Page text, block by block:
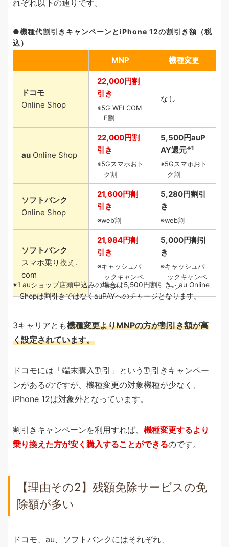
れぞれ以下の通りです。
機種代割引きキャンペーンとiPhone 12の割引き額（税
込）
MNP 機種変更
ドコモ
Online Shop
22,000円割
引き
5G WELCOM
E割
なし
au Online Shop
22,000円割
引き
5Gスマホおト
ク割
5,500円auP
AY還元※1
5Gスマホおト
ク割
ソフトバンク
Online Shop
21,600円割
引き
web割
5,280円割引
き
web割
ソフトバンク
スマホ乗り換え.
com
21,984円割
引き
キャッシュバ
ックキャンペ
ーン
5,000円割引
き
キャッシュバ
ックキャンペ
ーン
1 auショップ店頭申込みの場合は5,500円割引き。au Online
Shopは割引きではなくauPAYへのチャージとなります。
3キャリアとも機種変更よりMNPの方が割引き額が高
く設定されています。
ドコモには「端末購入割引」という割引きキャンペー
ンがあるのですが、機種変更の対象機種が少なく、
iPhone 12は対象外となっています。
割引きキャンペーンを利用すれば、 機種変更するより
乗り換えた方が安く購入することができるのです。
【理由その2】残額免除サービスの免
除額が多い
ドコモ、au、ソフトバンクにはそれぞれ、